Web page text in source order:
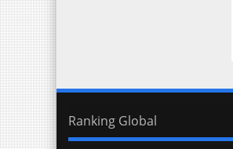
Ranking Global